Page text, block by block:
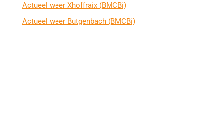
Actueel weer Xhoffraix (BMCBi)
Actueel weer Butgenbach (BMCBi)